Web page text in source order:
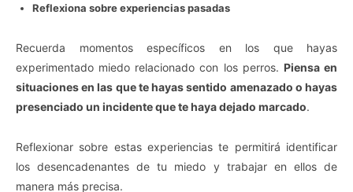
Reflexiona sobre experiencias pasadas
Recuerda momentos específicos en los que hayas
experimentado miedo relacionado con los perros. Piensa en
situaciones en las que te hayas sentido amenazado o hayas
presenciado un incidente que te haya dejado marcado.
Reflexionar sobre estas experiencias te permitirá identificar
los desencadenantes de tu miedo y trabajar en ellos de
manera más precisa.